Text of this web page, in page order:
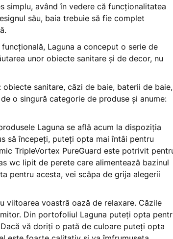
simplu, având în vedere că funcționalitatea
său, baia trebuie să fie complet
Laguna a conceput o serie de
unor obiecte sanitare și de decor, nu
sanitare, căzi de baie, baterii de baie,
o singură categorie de produse și anume:
Laguna se află acum la dispoziția
să începeți, puteți opta mai întâi pentru
TripleVortex PureGuard este potrivit
wc lipit de perete care alimentează bazinul
pentru acesta, vei scăpa de grija alegerii
viitoarea voastră oază de relaxare. Căzile
Din portofoliul Laguna puteți opta
vă doriți o pată de culoare puteți opta